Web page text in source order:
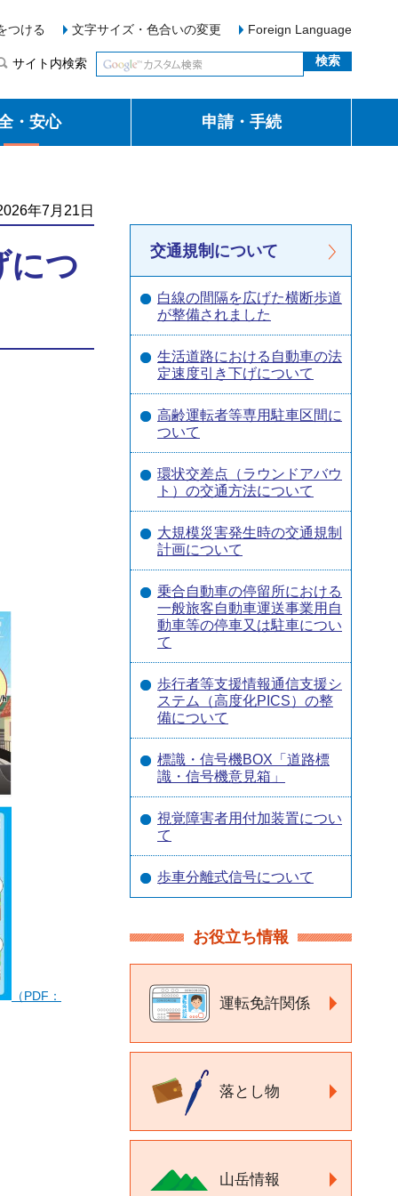
つける 文字サイズ・色合いの変更 Foreign Language
サイト内検索
・安心 申請・手続
年7月21日
につ
（PDF：
交通規制について
白線の間隔を広げた横断歩道
が整備されました
生活道路における自動車の法
定速度引き下げについて
高齢運転者等専用駐車区間に
ついて
環状交差点（ラウンドアバウ
ト）の交通方法について
大規模災害発生時の交通規制
計画について
乗合自動車の停留所における
一般旅客自動車運送事業用自
動車等の停車又は駐車につい
て
歩行者等支援情報通信支援シ
ステム（高度化PICS）の整
備について
標識・信号機BOX「道路標
識・信号機意見箱」
視覚障害者用付加装置につい
て
歩車分離式信号について
お役立ち情報
運転免許関係
落とし物
山岳情報